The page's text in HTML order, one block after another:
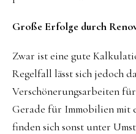
Große Erfolge durch
Zwar ist eine gute
Regelfall lässt sich jedoch
Verschönerungsarbeiten
Gerade für Immobilien mit
finden sich sonst unter